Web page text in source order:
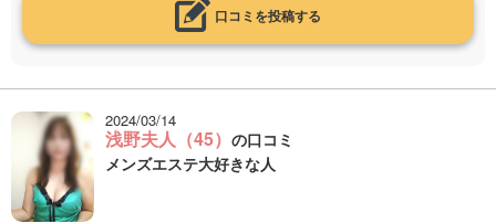
口コミを投稿する
2024/03/14
浅野夫人（45） の口コミ
メンズエステ大好きな人